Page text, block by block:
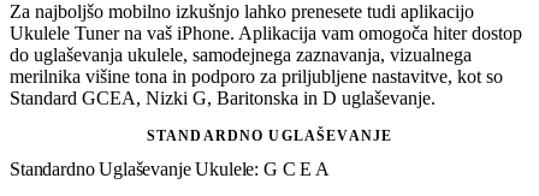
Za najboljšo mobilno izkušnjo lahko prenesete tudi aplikacijo
Ukulele Tuner na vaš iPhone. Aplikacija vam omogoča hiter dostop
do uglaševanja ukulele, samodejnega zaznavanja, vizualnega
merilnika višine tona in podporo za priljubljene nastavitve, kot so
Standard GCEA, Nizki G, Baritonska in D uglaševanje.
STANDARDNO UGLAŠEVANJE
Standardno Uglaševanje Ukulele: G C E A